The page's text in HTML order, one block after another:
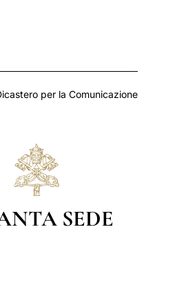
per la Comunicazione
SEDE